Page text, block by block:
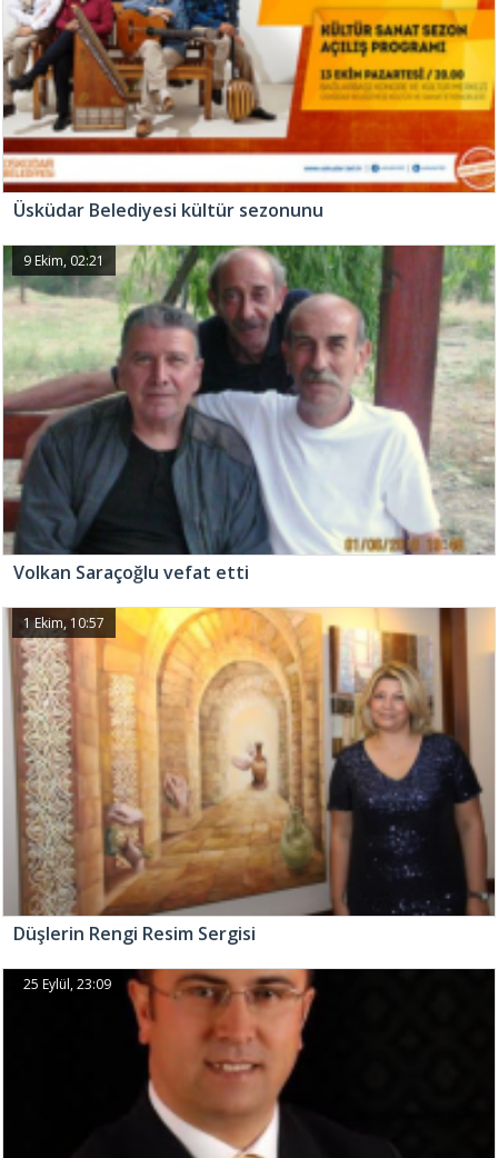
Üsküdar Belediyesi kültür sezonunu
9 Ekim, 02:21
Volkan Saraçoğlu vefat etti
1 Ekim, 10:57
Düşlerin Rengi Resim Sergisi
25 Eylül, 23:09